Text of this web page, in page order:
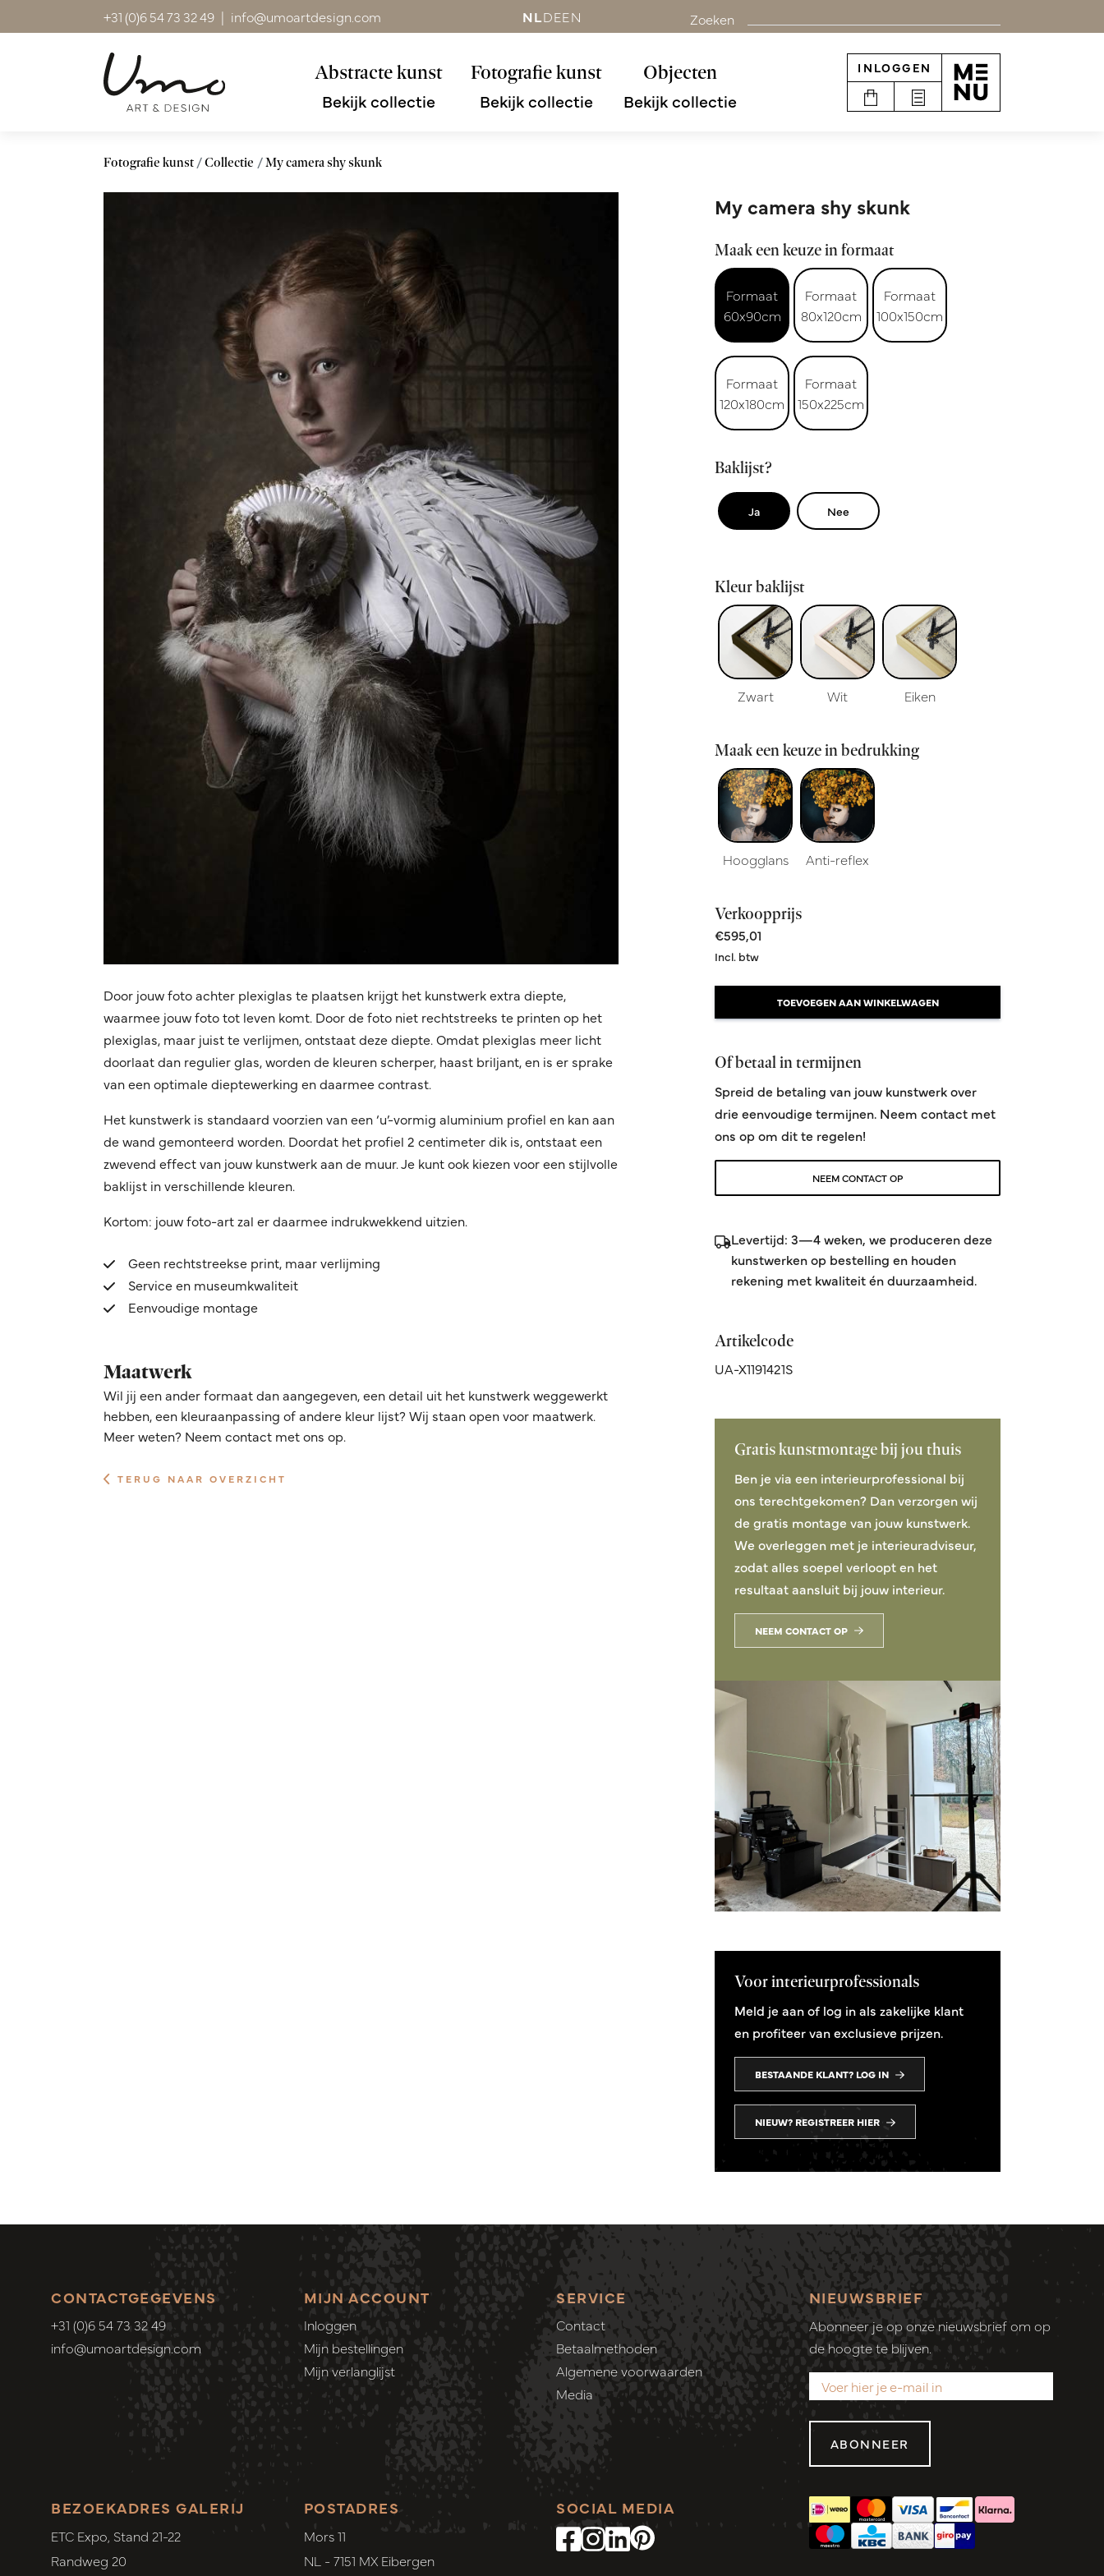
+31 (0)6 54 73 32 49 | info@umoartdesign.com NLDEEN Zoeken
Abstracte kunst
Bekijk collectie
Fotografie kunst
Bekijk collectie
Objecten
Bekijk collectie
INLOGGEN
Fotografie kunst Collectie My camera shy skunk
Door jouw foto achter plexiglas te plaatsen krijgt het kunstwerk extra diepte,
waarmee jouw foto tot leven komt. Door de foto niet rechtstreeks te printen op het
plexiglas, maar juist te verlijmen, ontstaat deze diepte. Omdat plexiglas meer licht
doorlaat dan regulier glas, worden de kleuren scherper, haast briljant, en is er sprake
van een optimale dieptewerking en daarmee contrast.
Het kunstwerk is standaard voorzien van een ‘u’-vormig aluminium profiel en kan aan
de wand gemonteerd worden. Doordat het profiel 2 centimeter dik is, ontstaat een
zwevend effect van jouw kunstwerk aan de muur. Je kunt ook kiezen voor een stijlvolle
baklijst in verschillende kleuren.
Kortom: jouw foto-art zal er daarmee indrukwekkend uitzien.
Geen rechtstreekse print, maar verlijming
Service en museumkwaliteit
Eenvoudige montage
Maatwerk
Wil jij een ander formaat dan aangegeven, een detail uit het kunstwerk weggewerkt
hebben, een kleuraanpassing of andere kleur lijst? Wij staan open voor maatwerk.
Meer weten? Neem contact met ons op.
TERUG NAAR OVERZICHT
My camera shy skunk
Maak een keuze in formaat
Formaat
60x90cm
Formaat
80x120cm
Formaat
100x150cm
Formaat
120x180cm
Formaat
150x225cm
Baklijst?
Ja Nee
Kleur baklijst
Zwart Wit Eiken
Maak een keuze in bedrukking
Hoogglans Anti-reflex
Verkoopprijs
€595,01
Incl. btw
TOEVOEGEN AAN WINKELWAGEN
Of betaal in termijnen
Spreid de betaling van jouw kunstwerk over
drie eenvoudige termijnen. Neem contact met
ons op om dit te regelen!
NEEM CONTACT OP
Levertijd: 3—4 weken, we produceren deze
kunstwerken op bestelling en houden
rekening met kwaliteit én duurzaamheid.
Artikelcode
UA-X1191421S
Gratis kunstmontage bij jou thuis
Ben je via een interieurprofessional bij
ons terechtgekomen? Dan verzorgen wij
de gratis montage van jouw kunstwerk.
We overleggen met je interieuradviseur,
zodat alles soepel verloopt en het
resultaat aansluit bij jouw interieur.
NEEM CONTACT OP
Voor interieurprofessionals
Meld je aan of log in als zakelijke klant
en profiteer van exclusieve prijzen.
BESTAANDE KLANT? LOG IN
NIEUW? REGISTREER HIER
CONTACTGEGEVENS
+31 (0)6 54 73 32 49
info@umoartdesign.com
MIJN ACCOUNT
Inloggen
Mijn bestellingen
Mijn verlanglijst
SERVICE
Contact
Betaalmethoden
Algemene voorwaarden
Media
SOCIAL MEDIA
POSTADRES
Mors 11
NL - 7151 MX Eibergen
BEZOEKADRES GALERIJ
ETC Expo, Stand 21-22
Randweg 20
NIEUWSBRIEF
Abonneer je op onze nieuwsbrief om op
de hoogte te blijven.
ABONNEER